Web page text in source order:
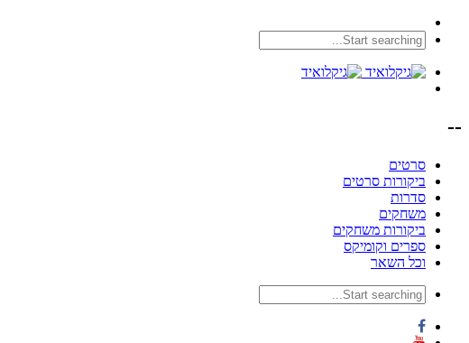
--
סרטים
ביקורות סרטים
סדרות
משחקים
ביקורות משחקים
ספרים וקומיקס
וכל השאר